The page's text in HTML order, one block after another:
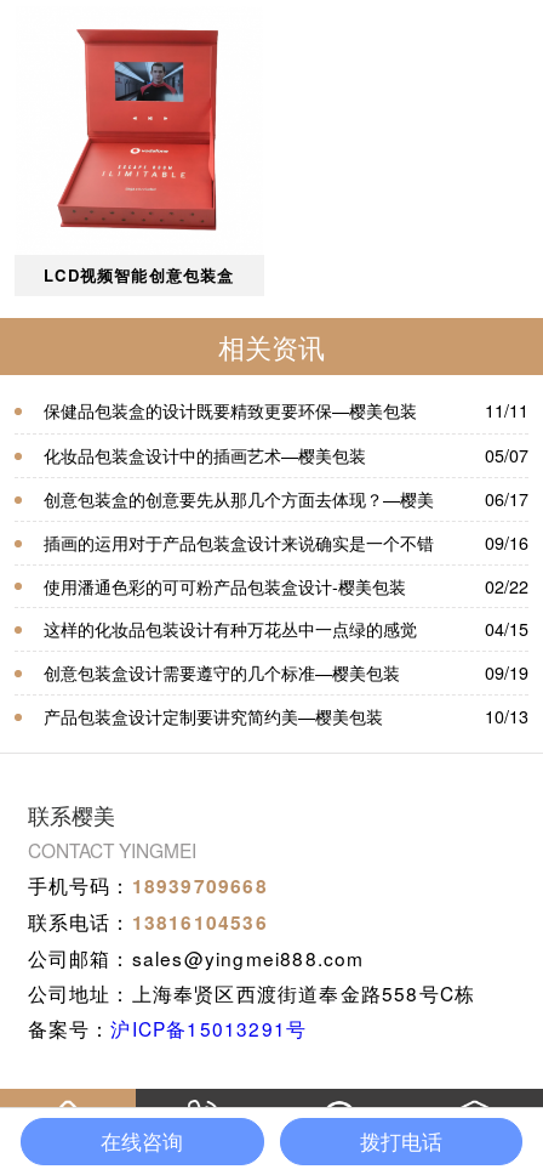
LCD视频智能创意包装盒
相关资讯
保健品包装盒的设计既要精致更要环保—樱美包装
11/11
化妆品包装盒设计中的插画艺术—樱美包装
05/07
创意包装盒的创意要先从那几个方面去体现？—樱美
包装
06/17
插画的运用对于产品包装盒设计​来说确实是一个不错
的选择—樱美包装
09/16
使用潘通色彩的可可粉产品包装盒设计-樱美包装
02/22
这样的化妆品包装设计有种万花丛中一点绿的感觉
——樱美包装
04/15
创意包装盒设计需要遵守的几个标准—樱美包装
09/19
产品包装盒设计定制要讲究简约美—樱美包装
10/13
联系樱美
CONTACT YINGMEI
手机号码： 18939709668
联系电话： 13816104536
公司邮箱：sales@yingmei888.com
公司地址：上海奉贤区西渡街道奉金路558号C栋
备案号：沪ICP备15013291号
樱美首页 产品中心 在线咨询 拨打电话
在线咨询 拨打电话